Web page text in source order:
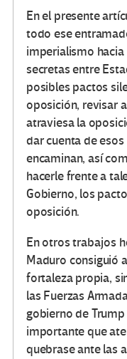
En el presente
todo ese
imperialismo hacia
secretas entre
posibles pactos
oposición, revisar
atraviesa la
dar cuenta de
encaminan, así
hacerle frente a
Gobierno, los
oposición.
En otros trabajos
Maduro consiguió
fortaleza propia,
las Fuerzas
gobierno de
importante que
quebrase ante las